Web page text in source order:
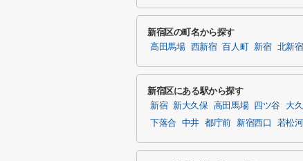
新宿区の町名から探す
高田馬場 西新宿 百人町 新宿 北新宿
新宿区にある駅から探す
新宿 新大久保 高田馬場 四ツ谷 大
下落合 中井 都庁前 新宿西口 若松